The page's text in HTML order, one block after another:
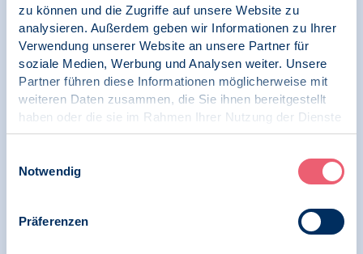
zu können und die Zugriffe auf unsere Website zu
analysieren. Außerdem geben wir Informationen zu Ihrer
Verwendung unserer Website an unsere Partner für
soziale Medien, Werbung und Analysen weiter. Unsere
Partner führen diese Informationen möglicherweise mit
weiteren Daten zusammen, die Sie ihnen bereitgestellt
haben oder die sie im Rahmen Ihrer Nutzung der Dienste
gesammelt haben.
Notwendig
Präferenzen
Arbeitsschutz stärken, Leistungsfähigkeit
sichern, Mythen korrigieren – Initiative AOP
GA sieht Debatte um Arbeitszeitgesetz
kritisch
Initiative Arbeitsschutz
Gefährdungsbeurteilung Psyche die